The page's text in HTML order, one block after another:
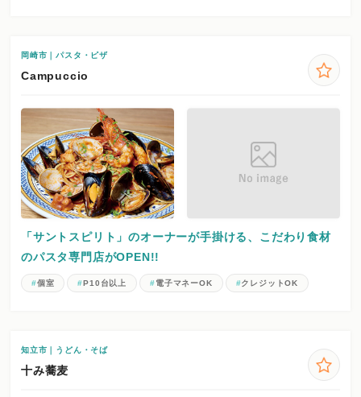
岡崎市｜パスタ・ピザ
Campuccio
「サントスピリト」のオーナーが手掛ける、こだわり食材
のパスタ専門店がOPEN!!
個室 P10台以上 電子マネーOK クレジットOK
知立市｜うどん・そば
十み蕎麦